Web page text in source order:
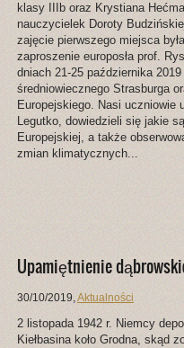
klasy IIIb oraz Krystiana
nauczycielek Doroty
zajęcie pierwszego miejsca
zaproszenie europosła prof.
dniach 21-25 października
średniowiecznego Strasburga
Europejskiego. Nasi
Legutko, dowiedzieli się jakie
Europejskiej, a także
zmian klimatycznych...
Upamiętnienie
30/10/2019,Aktualności
2 listopada 1942 r. Niemcy
Kiełbasina koło Grodna, skąd